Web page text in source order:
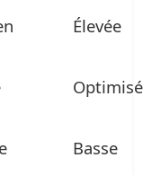
Élevée
Basse